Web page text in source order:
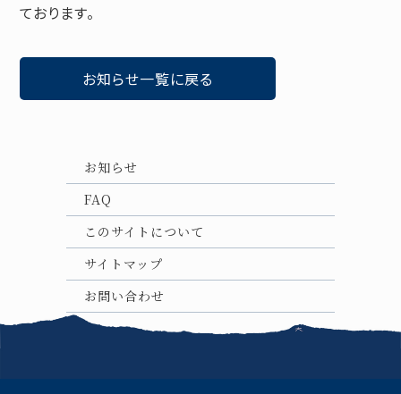
ております。
お知らせ一覧に戻る
お知らせ
FAQ
このサイトについて
サイトマップ
お問い合わせ